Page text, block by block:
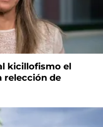
kicillofismo el
relección de